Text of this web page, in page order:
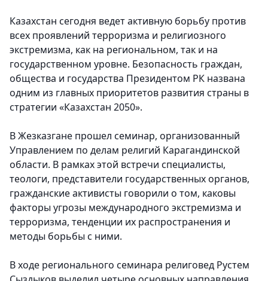
Казахстан сегодня ведет активную борьбу против
всех проявлений терроризма и религиозного
экстремизма, как на региональном, так и на
государственном уровне. Безопасность граждан,
общества и государства Президентом РК названа
одним из главных приоритетов развития страны в
стратегии «Казахстан 2050».
В Жезказгане прошел семинар, организованный
Управлением по делам религий Карагандинской
области. В рамках этой встречи специалисты,
теологи, представители государственных органов,
гражданские активисты говорили о том, каковы
факторы угрозы международного экстремизма и
терроризма, тенденции их распространения и
методы борьбы с ними.
В ходе регионального семинара религовед Рустем